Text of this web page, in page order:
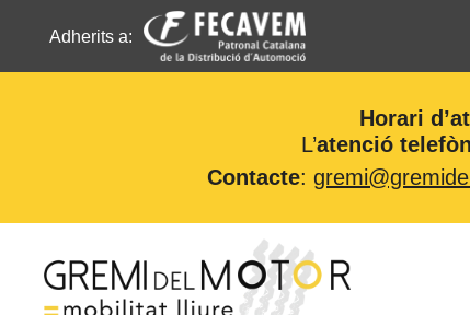
Adherits a:
Horari
L’atenció
Contacte:
contingut